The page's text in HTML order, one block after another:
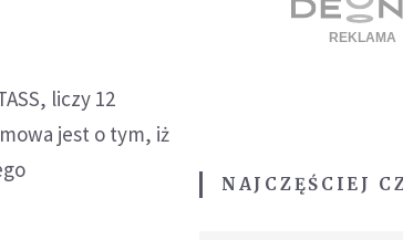
liczy 12
jest o tym, iż
NAJCZĘŚCIEJ